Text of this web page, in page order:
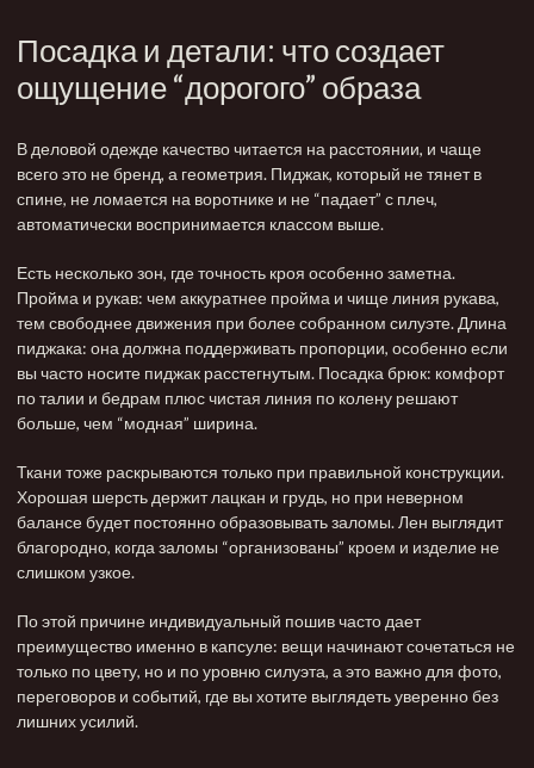
Посадка и детали: что создает
ощущение “дорогого” образа
В деловой одежде качество читается на расстоянии, и чаще
всего это не бренд, а геометрия. Пиджак, который не тянет в
спине, не ломается на воротнике и не “падает” с плеч,
автоматически воспринимается классом выше.
Есть несколько зон, где точность кроя особенно заметна.
Пройма и рукав: чем аккуратнее пройма и чище линия рукава,
тем свободнее движения при более собранном силуэте. Длина
пиджака: она должна поддерживать пропорции, особенно если
вы часто носите пиджак расстегнутым. Посадка брюк: комфорт
по талии и бедрам плюс чистая линия по колену решают
больше, чем “модная” ширина.
Ткани тоже раскрываются только при правильной конструкции.
Хорошая шерсть держит лацкан и грудь, но при неверном
балансе будет постоянно образовывать заломы. Лен выглядит
благородно, когда заломы “организованы” кроем и изделие не
слишком узкое.
По этой причине индивидуальный пошивчасто дает
преимущество именно в капсуле: вещи начинают сочетаться не
только по цвету, но и по уровню силуэта, а это важно для фото,
переговоров и событий, где вы хотите выглядеть уверенно без
лишних усилий.